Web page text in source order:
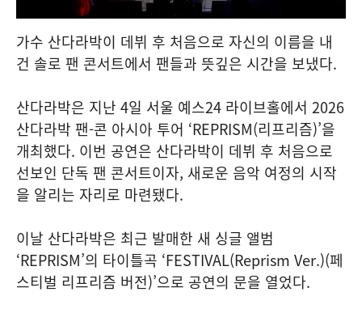
가수 산다라박이 데뷔 후 처음으로 자신의 이름을 내
건 솔로 팬 콘서트에서 팬들과 뜻깊은 시간을 보냈다.
산다라박은 지난 4일 서울 예스24 라이브홀에서 2026
산다라박 팬-콘 아시아 투어 ‘REPRISM(리프리즘)’을
개최했다. 이번 공연은 산다라박이 데뷔 후 처음으로
선보인 단독 팬 콘서트이자, 새로운 음악 여정의 시작
을 알리는 자리로 마련됐다.
이날 산다라박은 최근 발매한 새 싱글 앨범
‘REPRISM’의 타이틀곡 ‘FESTIVAL(Reprism Ver.)(페
스티벌 리프리즘 버전)’으로 공연의 문을 열었다.